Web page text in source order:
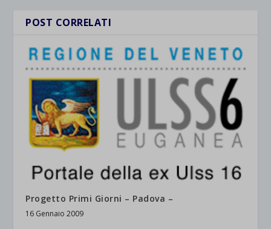
POST CORRELATI
Progetto Primi Giorni – Padova –
16 Gennaio 2009